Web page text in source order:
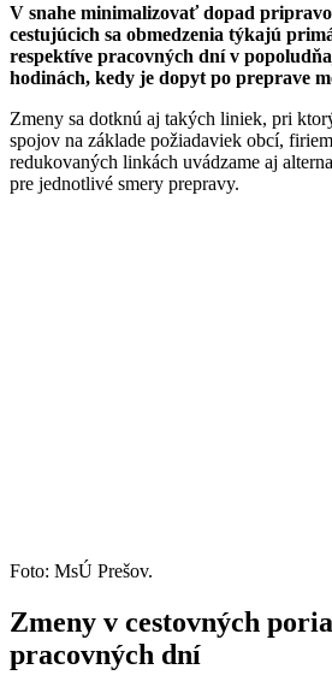
V snahe minimalizovať dopad
cestujúcich sa obmedzenia týkajú
respektíve pracovných dní v
hodinách, kedy je dopyt po preprave
Zmeny sa dotknú aj takých liniek, pri
spojov na základe požiadaviek obcí,
redukovaných linkách uvádzame aj
pre jednotlivé smery prepravy.
Foto: MsÚ Prešov.
Zmeny v cestovných
pracovných dní